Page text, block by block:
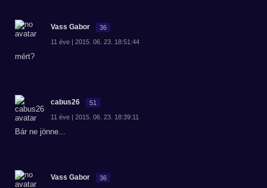
Vass Gabor 36
11 éve | 2015. 06. 23. 18:51:44
mért?
cabus26 51
11 éve | 2015. 06. 23. 18:39:11
Bár ne jönne...
Vass Gabor 36